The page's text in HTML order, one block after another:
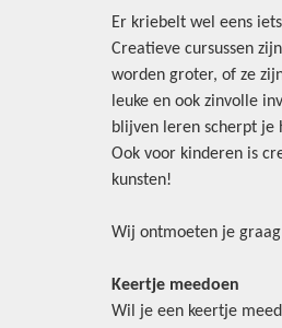
Er kriebelt wel eens
Creatieve cursussen
worden groter, of ze
leuke en ook zinvolle
blijven leren scherpt je
Ook voor kinderen is
kunsten!
Wij ontmoeten je
Keertje meedoen
Wil je een keertje